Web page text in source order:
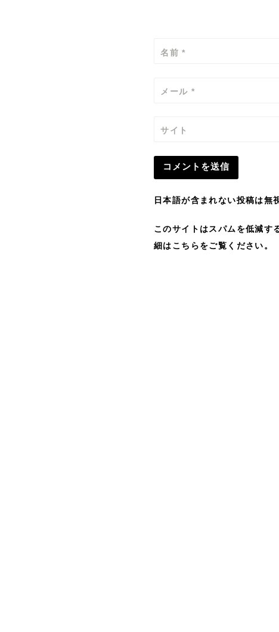
名前*
メール *
サイト
日本語が含まれない投稿は無
このサイトはスパムを低減す
細はこちらをご覧ください。